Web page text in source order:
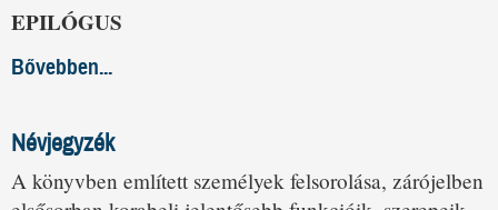
EPILÓGUS
Bővebben...
Névjegyzék
A könyvben említett személyek felsorolása, zárójelben